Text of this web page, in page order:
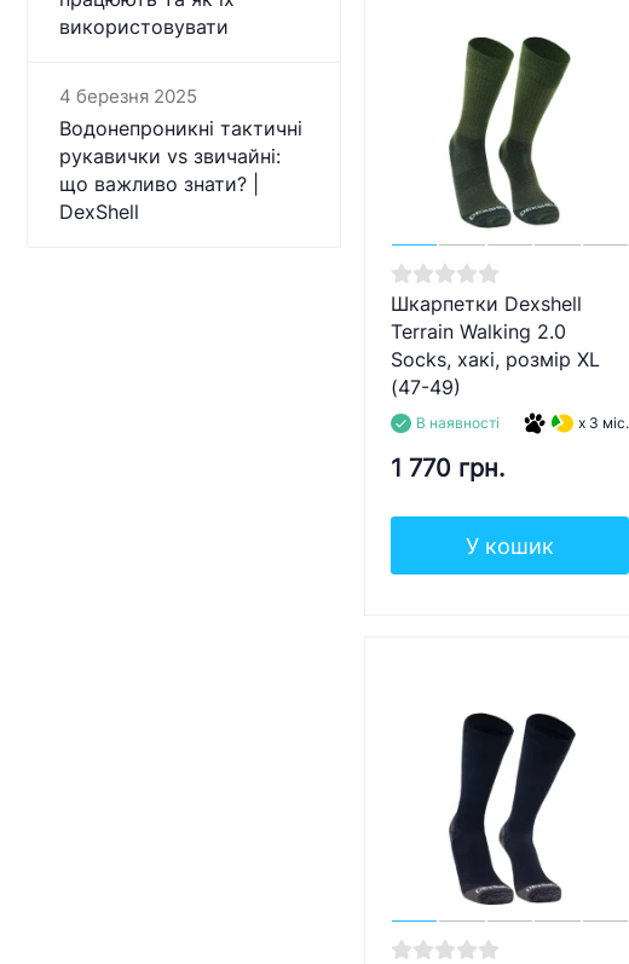
використовувати
4 березня 2025
Водонепроникні тактичні
рукавички vs звичайні:
що важливо знати? |
DexShell
Шкарпетки Dexshell
Terrain Walking 2.0
Socks, хакі, розмір XL
(47-49)
В наявності x 3 міс.
1 770 грн.
У кошик